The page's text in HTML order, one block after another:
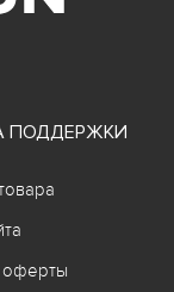
ПОДДЕРЖКИ